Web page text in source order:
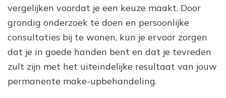
vergelijken voordat je een keuze maakt. Door
grondig onderzoek te doen en persoonlijke
consultaties bij te wonen, kun je ervoor zorgen
dat je in goede handen bent en dat je tevreden
zult zijn met het uiteindelijke resultaat van jouw
permanente make-upbehandeling.